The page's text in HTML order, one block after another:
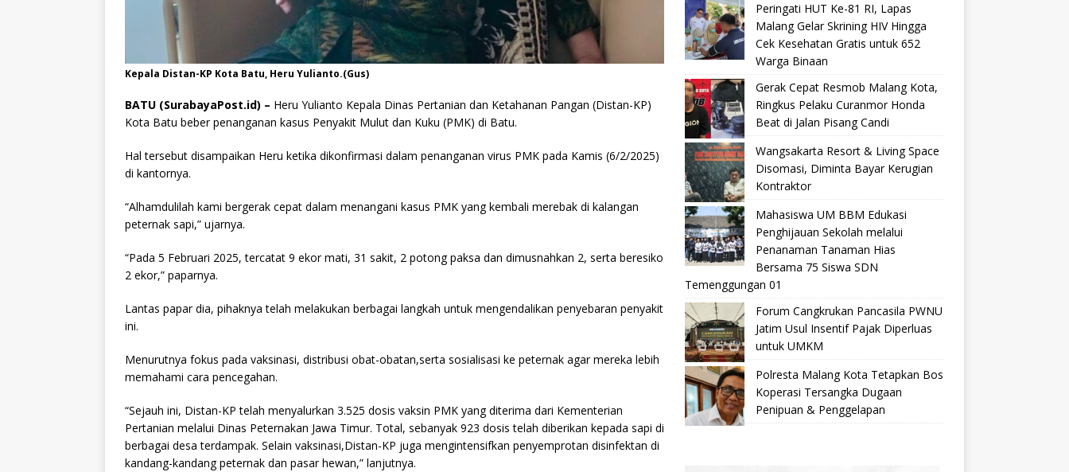
Kepala Distan-KP Kota Batu, Heru Yulianto.(Gus)
BATU (SurabayaPost.id) – Heru Yulianto Kepala Dinas Pertanian dan Ketahanan Pangan (Distan-KP)
Kota Batu beber penanganan kasus Penyakit Mulut dan Kuku (PMK) di Batu.
Hal tersebut disampaikan Heru ketika dikonfirmasi dalam penanganan virus PMK pada Kamis (6/2/2025)
di kantornya.
“Alhamdulilah kami bergerak cepat dalam menangani kasus PMK yang kembali merebak di kalangan
peternak sapi,” ujarnya.
“Pada 5 Februari 2025, tercatat 9 ekor mati, 31 sakit, 2 potong paksa dan dimusnahkan 2, serta beresiko
2 ekor,” paparnya.
Lantas papar dia, pihaknya telah melakukan berbagai langkah untuk mengendalikan penyebaran penyakit
ini.
Menurutnya fokus pada vaksinasi, distribusi obat-obatan,serta sosialisasi ke peternak agar mereka lebih
memahami cara pencegahan.
“Sejauh ini, Distan-KP telah menyalurkan 3.525 dosis vaksin PMK yang diterima dari Kementerian
Pertanian melalui Dinas Peternakan Jawa Timur. Total, sebanyak 923 dosis telah diberikan kepada sapi di
berbagai desa terdampak. Selain vaksinasi,Distan-KP juga mengintensifkan penyemprotan disinfektan di
kandang-kandang peternak dan pasar hewan,” lanjutnya.
Peringati HUT Ke-81 RI, Lapas
Malang Gelar Skrining HIV Hingga
Cek Kesehatan Gratis untuk 652
Warga Binaan
Gerak Cepat Resmob Malang Kota,
Ringkus Pelaku Curanmor Honda
Beat di Jalan Pisang Candi
Wangsakarta Resort & Living Space
Disomasi, Diminta Bayar Kerugian
Kontraktor
Mahasiswa UM BBM Edukasi
Penghijauan Sekolah melalui
Penanaman Tanaman Hias
Bersama 75 Siswa SDN
Temenggungan 01
Forum Cangkrukan Pancasila PWNU
Jatim Usul Insentif Pajak Diperluas
untuk UMKM
Polresta Malang Kota Tetapkan Bos
Koperasi Tersangka Dugaan
Penipuan & Penggelapan